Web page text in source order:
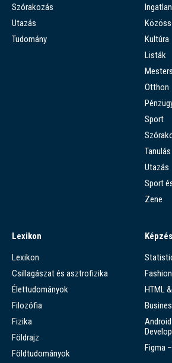
Szórakozás
Utazás
Tudomány
Ingatlan
Kultúra
Listák
Otthon
Sport
Tanulás
Utazás
Sport
Zene
Lexikon
Lexikon
Csillagászat és asztrofizika
Élettudományok
Filozófia
Fizika
Földrajz
Földtudományok
HTML
Figma